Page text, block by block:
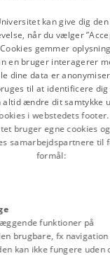
leder af Det Moderate
og Arkiv
på
UDSKRIV
kan give dig
når du vælger
gemmer
en bruger interagerer
dine data er
til at identificere
altid ændre dit samtykke
i webstedets footer.
bruger egne cookies
samarbejdspartnere til
formål:
funktioner på
brugbare, fx navigation
kan ikke fungere uden